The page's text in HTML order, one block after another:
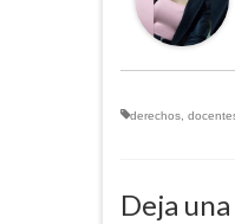
derechos,
Deja